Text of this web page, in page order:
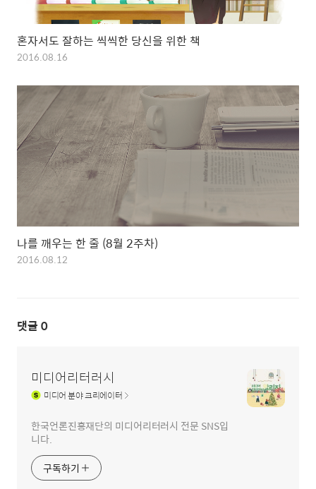
혼자서도 잘하는 씩씩한 당신을 위한 책
2016.08.16
나를 깨우는 한 줄 (8월 2주차)
2016.08.12
댓글 0
미디어리터러시
미디어분야 크리에이터
한국언론진흥재단의 미디어리터러시 전문 SNS입
니다.
구독하기